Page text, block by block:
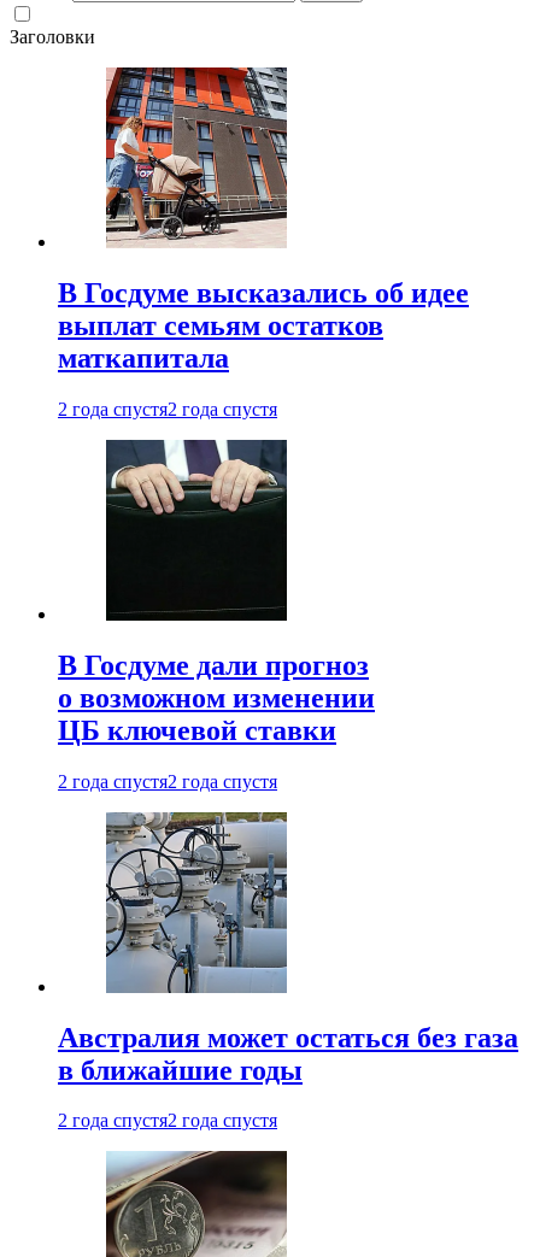
Заголовки
В Госдуме высказались об идее
выплат семьям остатков
маткапитала
2 года спустя2 года спустя
В Госдуме дали прогноз
о возможном изменении
ЦБ ключевой ставки
2 года спустя2 года спустя
Австралия может остаться без газа
в ближайшие годы
2 года спустя2 года спустя